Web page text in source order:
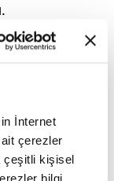
İnternet
çerezler
çeşitli kişisel
bilgi
yakın
bilen
üretiyor